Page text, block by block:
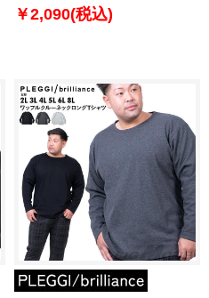
220405
￥2,090(税込)